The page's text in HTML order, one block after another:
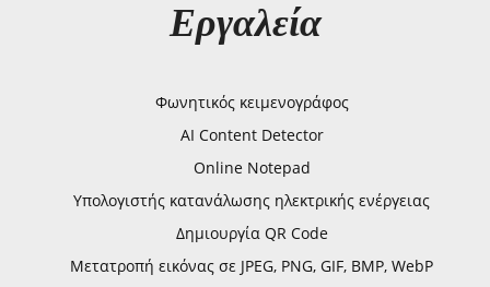
Εργαλεία
Φωνητικός κειμενογράφος
AI Content Detector
Online Notepad
Υπολογιστής κατανάλωσης ηλεκτρικής ενέργειας
Δημιουργία QR Code
Μετατροπή εικόνας σε JPEG, PNG, GIF, BMP, WebP